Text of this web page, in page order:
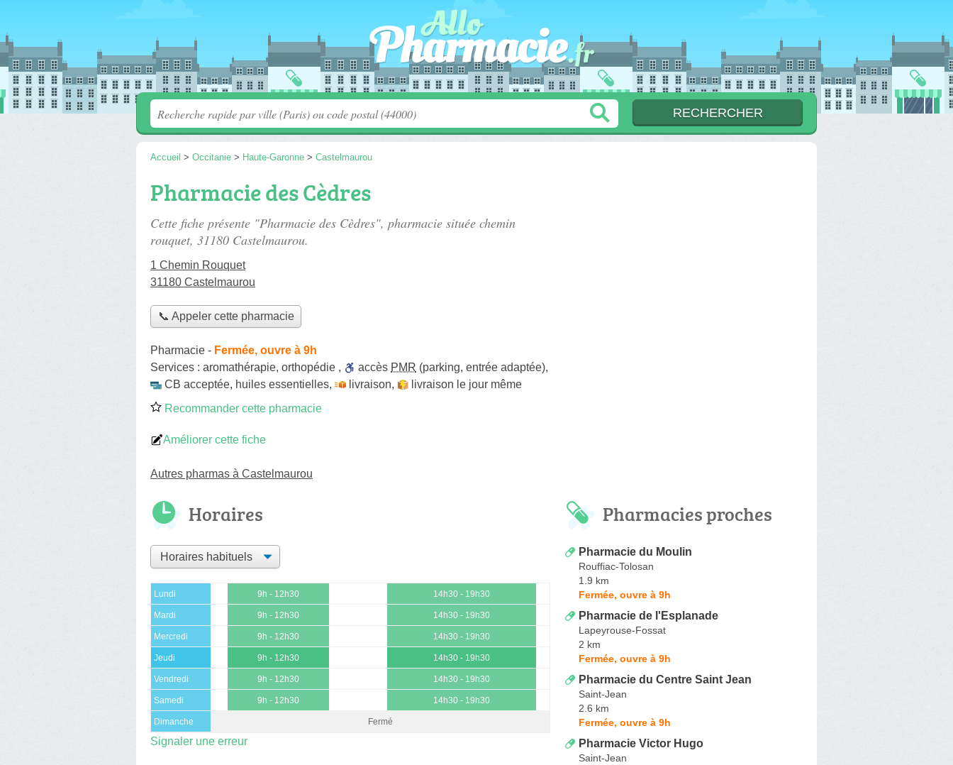
Accueil > Occitanie > Haute-Garonne > Castelmaurou
Pharmacie des Cèdres
Cette fiche présente "Pharmacie des Cèdres", pharmacie située chemin
rouquet, 31180 Castelmaurou.
1 Chemin Rouquet
31180 Castelmaurou
📞 Appeler cette pharmacie
Pharmacie - Fermée, ouvre à 9h
Services : aromathérapie, orthopédie , accès PMR (parking, entrée adaptée),
CB acceptée, huiles essentielles, livraison,
livraison le jour même
Recommander cette pharmacie
Améliorer cette fiche
Autres pharmas à Castelmaurou
Horaires
Lundi 9h - 12h30 14h30 - 19h30
Mardi 9h - 12h30 14h30 - 19h30
Mercredi 9h - 12h30 14h30 - 19h30
Jeudi 9h - 12h30 14h30 - 19h30
Vendredi 9h - 12h30 14h30 - 19h30
Samedi 9h - 12h30 14h30 - 19h30
Dimanche Fermé
Signaler une erreur
Pharmacies proches
Pharmacie du Moulin
Rouffiac-Tolosan
1.9 km
Fermée, ouvre à 9h
Pharmacie de l'Esplanade
Lapeyrouse-Fossat
2 km
Fermée, ouvre à 9h
Pharmacie du Centre Saint Jean
Saint-Jean
2.6 km
Fermée, ouvre à 9h
Pharmacie Victor Hugo
Saint-Jean